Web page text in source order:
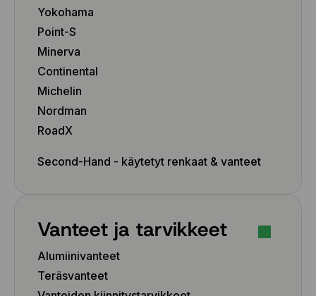
Yokohama
Point-S
Minerva
Continental
Michelin
Nordman
RoadX
Second-Hand - käytetyt renkaat & vanteet
Vanteet ja tarvikkeet
Alumiinivanteet
Teräsvanteet